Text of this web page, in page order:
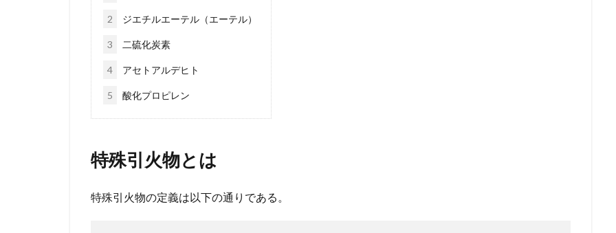
2 ジエチルエーテル（エーテル）
3 二硫化炭素
4 アセトアルデヒト
5 酸化プロピレン
特殊引火物とは
特殊引火物の定義は以下の通りである。